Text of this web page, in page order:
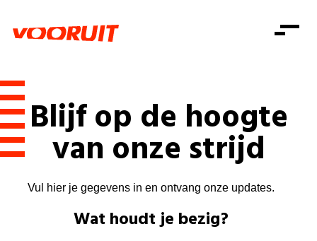
Zorg
Gelijke kansen
Consumentenbescherming
Pensioenen
Onze mensen
Standpunten
Doe mee
Word lid
Mis niets
Zoeken
Login
Blijf op de hoogte
van onze strijd
Vul hier je gegevens in en ontvang onze updates.
Wat houdt je bezig?